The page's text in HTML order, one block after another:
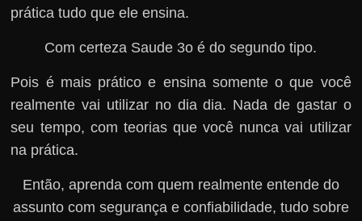
prática tudo que ele ensina.
Com certeza Saude 3o é do segundo tipo.
Pois é mais prático e ensina somente o que você
realmente vai utilizar no dia dia. Nada de gastar o
seu tempo, com teorias que você nunca vai utilizar
na prática.
Então, aprenda com quem realmente entende do
assunto com segurança e confiabilidade, tudo sobre